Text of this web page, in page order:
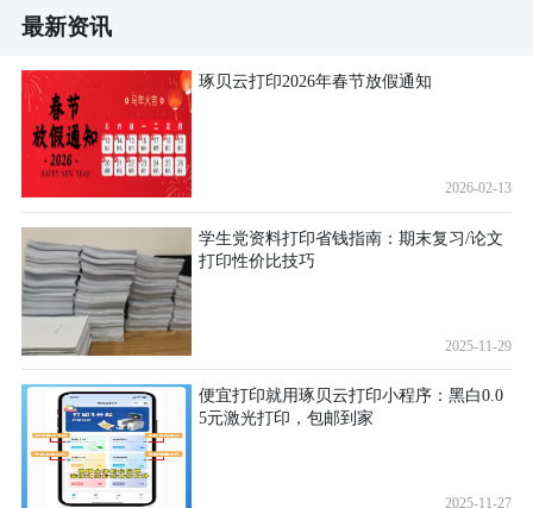
最新资讯
琢贝云打印2026年春节放假通知
2026-02-13
学生党资料打印省钱指南：期末复习/论文
打印性价比技巧
2025-11-29
便宜打印就用琢贝云打印小程序：黑白0.0
5元激光打印，包邮到家
2025-11-27